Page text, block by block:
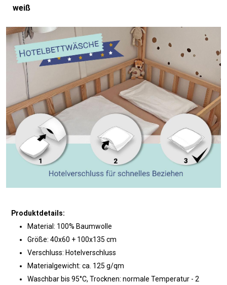
weiß
Produktdetails:
Material: 100% Baumwolle
Größe: 40x60 + 100x135 cm
Verschluss: Hotelverschluss
Materialgewicht: ca. 125 g/qm
Waschbar bis 95°C, Trocknen: normale Temperatur - 2